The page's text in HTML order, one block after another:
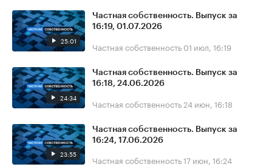
25:01
Частная собственность. Выпуск за
16:19, 01.07.2026
Частная собственность 01 июл, 16:19
24:34
Частная собственность. Выпуск за
16:18, 24.06.2026
Частная собственность 24 июн, 16:18
23:55
Частная собственность. Выпуск за
16:24, 17.06.2026
Частная собственность17 июн, 16:24